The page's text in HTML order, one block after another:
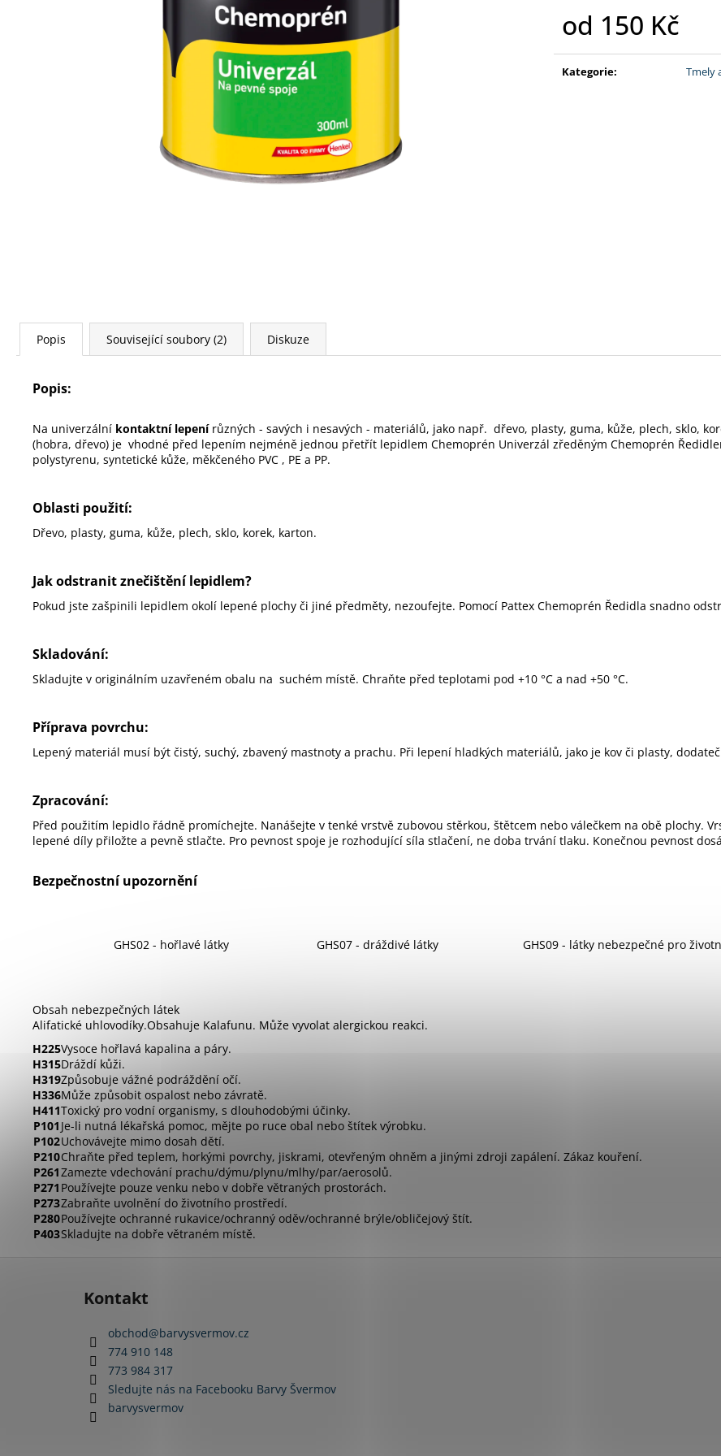
od 150 Kč
Kategorie: Tmely
Popis Související soubory (2) Diskuze
Popis:
Na univerzální kontaktní lepenírůzných - savých i nesavých - materiálů, jako např. dřevo, plasty, guma, kůže, plech, sklo,
(hobra, dřevo) je vhodné před lepením nejméně jednou přetřít lepidlem Chemoprén Univerzál zředěným Chemoprén
polystyrenu, syntetické kůže, měkčeného PVC , PE a PP.
Oblasti použití:
Dřevo, plasty, guma, kůže, plech, sklo, korek, karton.
Jak odstranit znečištění lepidlem?
Pokud jste zašpinili lepidlem okolí lepené plochy či jiné předměty, nezoufejte. Pomocí Pattex Chemoprén Ředidla snadno
Skladování:
Skladujte v originálním uzavřeném obalu na suchém místě. Chraňte před teplotami pod +10 °C a nad +50 °C.
Příprava povrchu:
Lepený materiál musí být čistý, suchý, zbavený mastnoty a prachu. Při lepení hladkých materiálů, jako je kov či plasty,
Zpracování:
Před použitím lepidlo řádně promíchejte. Nanášejte v tenké vrstvě zubovou stěrkou, štětcem nebo válečkem na obě plochy.
lepené díly přiložte a pevně stlačte. Pro pevnost spoje je rozhodující síla stlačení, ne doba trvání tlaku. Konečnou pevnost
Bezpečnostní upozornění
GHS02 - hořlavé látky GHS07 - dráždivé látky GHS09 - látky nebezpečné pro
Obsah nebezpečných látek
Alifatické uhlovodíky.Obsahuje Kalafunu. Může vyvolat alergickou reakci.
H225Vysoce hořlavá kapalina a páry.
H315Dráždí kůži.
H319Způsobuje vážné podráždění očí.
H336Může způsobit ospalost nebo závratě.
H411Toxický pro vodní organismy, s dlouhodobými účinky.
P101 Je-li nutná lékařská pomoc, mějte po ruce obal nebo štítek výrobku.
P102Uchovávejte mimo dosah dětí.
P210Chraňte před teplem, horkými povrchy, jiskrami, otevřeným ohněm a jinými zdroji zapálení. Zákaz kouření.
P261Zamezte vdechování prachu/dýmu/plynu/mlhy/par/aerosolů.
P271 Používejte pouze venku nebo v dobře větraných prostorách.
P273Zabraňte uvolnění do životního prostředí.
P280Používejte ochranné rukavice/ochranný oděv/ochranné brýle/obličejový štít.
P403Skladujte na dobře větraném místě.
390 Kč
Kontakt
obchod@barvysvermov.cz
774 910 148
773 984 317
Sledujte nás na Facebooku Barvy Švermov
barvysvermov